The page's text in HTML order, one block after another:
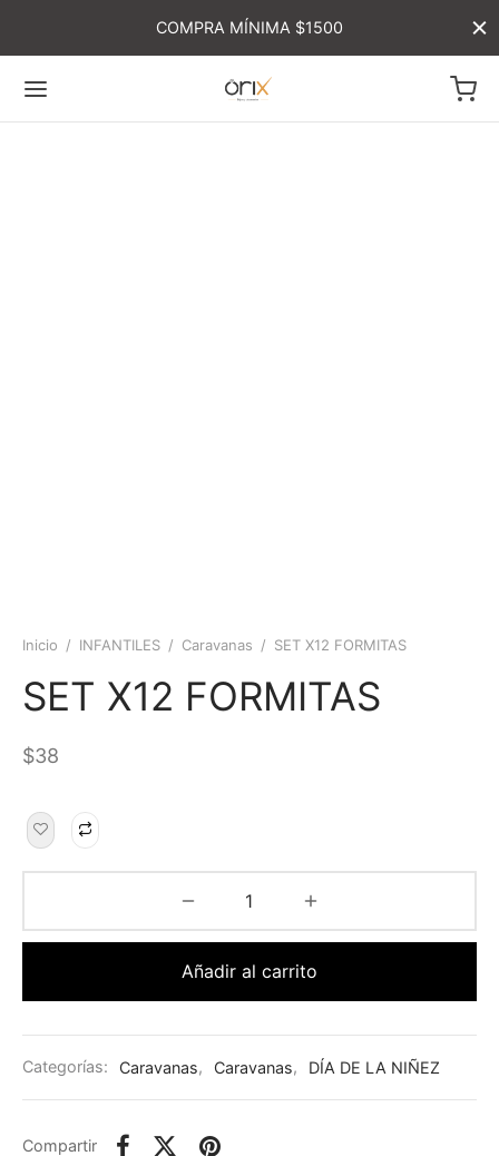
COMPRA MÍNIMA $1500
Inicio / INFANTILES / Caravanas / SET X12 FORMITAS
SET X12 FORMITAS
$38
Añadir al carrito
Categorías: Caravanas, Caravanas, DÍA DE LA NIÑEZ
Compartir